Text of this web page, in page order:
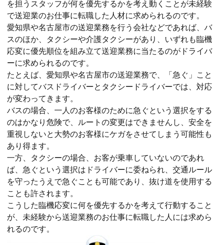
を担うスタッフが何を優先するかを考え動くことが未経験
で送迎業のお仕事に転職した人材に求められるのです。
愛知県や名古屋市の送迎業務を行う会社などであれば、バ
スのほか、タクシーや介護タクシーがあり、いずれも臨機
応変に優先順位を組み立て送迎業務に当たるのがドライバ
ーに求められるのです。
たとえば、愛知県や名古屋市の送迎業務で、「急ぐ」こと
に対してバスドライバーとタクシードライバーでは、対応
が変わってきます。
バスの場合、一人のお客様のために急ぐという選択をする
のはかなり危険で、ルートの変更はできませんし、安全を
重視しないと大勢のお客様にケガをさせてしまう可能性も
あり得ます。
一方、タクシーの場合、お客が乗車していないのであれ
ば、急ぐという選択はドライバーに委ねられ、交通ルール
を守ったうえで急ぐことも可能であり、抜け道を使用する
ことも許されます。
こうした臨機応変に何を優先するかを考えて行動すること
が、未経験から送迎業務のお仕事に転職した人には求めら
れるのです。